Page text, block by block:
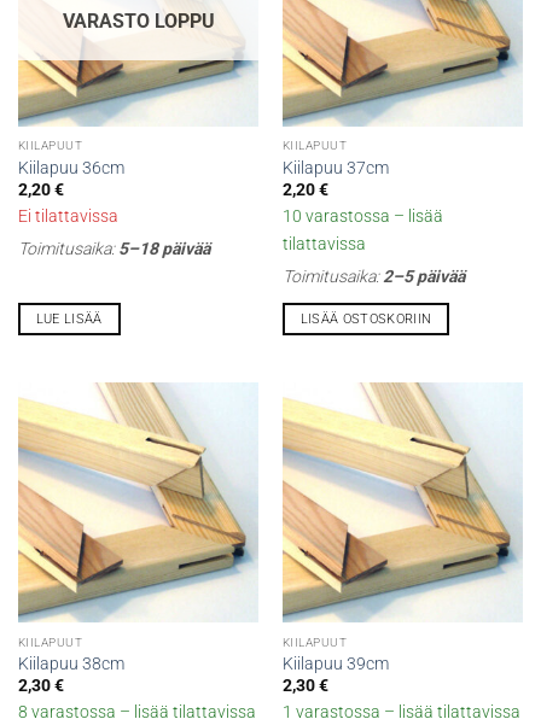
VARASTO LOPPU
KIILAPUUT
Kiilapuu 36cm
2,20€
Ei tilattavissa
Toimitusaika:5–18 päivää
LUE LISÄÄ
KIILAPUUT
Kiilapuu 37cm
2,20€
10 varastossa – lisää
tilattavissa
Toimitusaika:2–5 päivää
LISÄÄ OSTOSKORIIN
KIILAPUUT
Kiilapuu 38cm
2,30€
8 varastossa – lisää tilattavissa
KIILAPUUT
Kiilapuu 39cm
2,30€
1 varastossa – lisää tilattavissa